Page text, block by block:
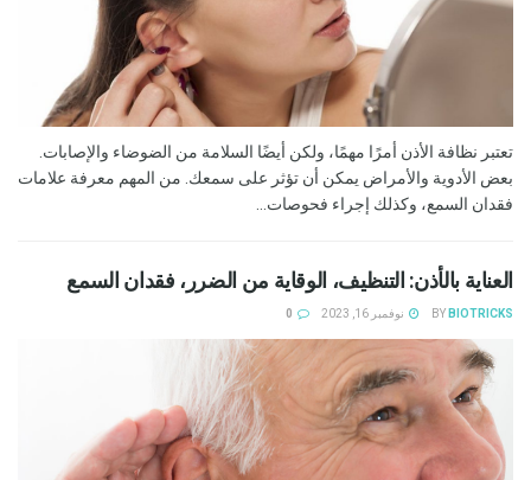
تعتبر نظافة الأذن أمرًا مهمًا، ولكن أيضًا السلامة من الضوضاء والإصابات.
بعض الأدوية والأمراض يمكن أن تؤثر على سمعك. من المهم معرفة علامات
فقدان السمع، وكذلك إجراء فحوصات...
العناية بالأذن: التنظيف، الوقاية من الضرر، فقدان السمع
BY BIOTRICKS نوفمبر 16, 2023